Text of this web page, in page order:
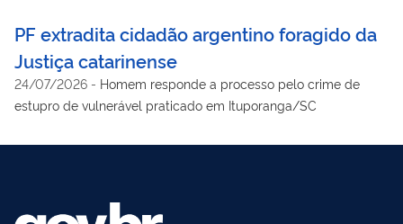
PF extradita cidadão argentino foragido da
Justiça catarinense
24/07/2026 - Homem responde a processo pelo crime de
estupro de vulnerável praticado em Ituporanga/SC